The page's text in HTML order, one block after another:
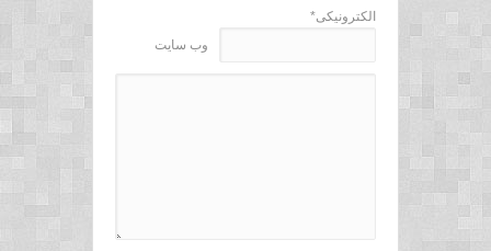
الکترونیکی*
وب سایت